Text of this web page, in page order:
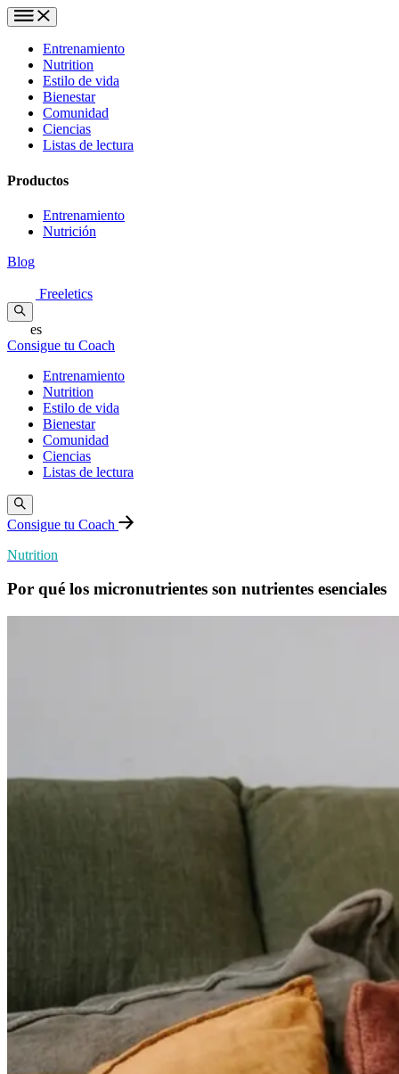
Entrenamiento
Nutrition
Estilo de vida
Bienestar
Comunidad
Ciencias
Listas de lectura
Productos
Entrenamiento
Nutrición
Blog
Freeletics
es
Consigue tu Coach
Entrenamiento
Nutrition
Estilo de vida
Bienestar
Comunidad
Ciencias
Listas de lectura
Consigue tu Coach
Nutrition
Por qué los micronutrientes son nutrientes esenciales